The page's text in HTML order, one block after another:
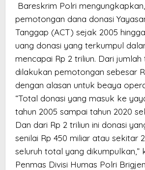
Bareskrim Polri
pemotongan dana donasi
Tanggap (ACT) sejak 2005
uang donasi yang terkumpul
mencapai Rp 2 triliun. Dari
dilakukan pemotongan sebesar
dengan alasan untuk beaya
“Total donasi yang masuk ke
tahun 2005 sampai tahun 2020
Dan dari Rp 2 triliun ini donasi
senilai Rp 450 miliar atau sekitar
seluruh total yang dikumpulkan,”
Penmas Divisi Humas Polri